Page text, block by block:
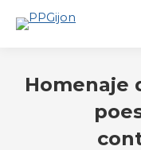
Homenaje